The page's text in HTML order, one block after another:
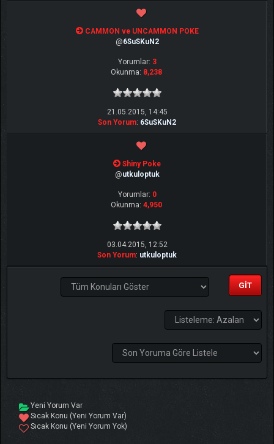
CAMMON ve UNCAMMON POKE
@6SuSKuN2
Yorumlar: 3
Okunma: 8,238
21.05.2015, 14:45
Son Yorum: 6SuSKuN2
Shiny Poke
@utkuloptuk
Yorumlar: 0
Okunma: 4,950
03.04.2015, 12:52
Son Yorum: utkuloptuk
Yeni Yorum Var
Sıcak Konu (Yeni Yorum Var)
Sıcak Konu (Yeni Yorum Yok)